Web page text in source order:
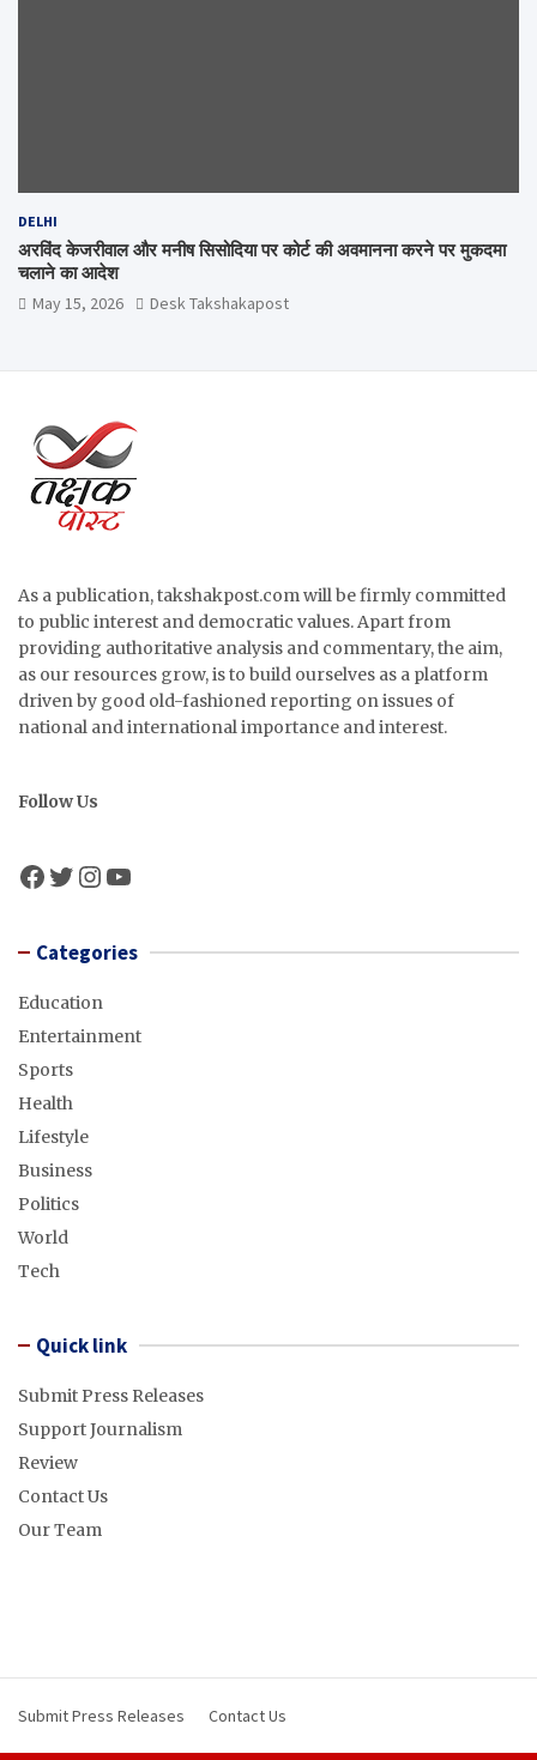
DELHI
अरविंद केजरीवाल और मनीष सिसोदिया पर कोर्ट की अवमानना करने पर मुकदमा
चलाने का आदेश
May 15, 2026 Desk Takshakapost
As a publication, takshakpost.com will be firmly committed
to public interest and democratic values. Apart from
providing authoritative analysis and commentary, the aim,
as our resources grow, is to build ourselves as a platform
driven by good old-fashioned reporting on issues of
national and international importance and interest.
Follow Us
Facebook
Twitter
Instagram
YouTube
Categories
Education
Entertainment
Sports
Health
Lifestyle
Business
Politics
World
Tech
Quick link
Submit Press Releases
Support Journalism
Review
Contact Us
Our Team
Submit Press Releases Contact Us